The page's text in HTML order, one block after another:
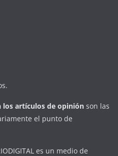
los artículos de opinión son las
el punto de
es un medio de